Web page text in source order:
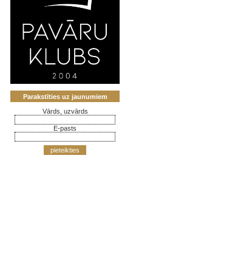
Parakstīties uz jaunumiem
Vārds, uzvārds
E-pasts
pieteikties